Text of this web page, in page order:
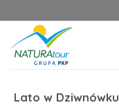
zawartości
Lato w Dziwnówku